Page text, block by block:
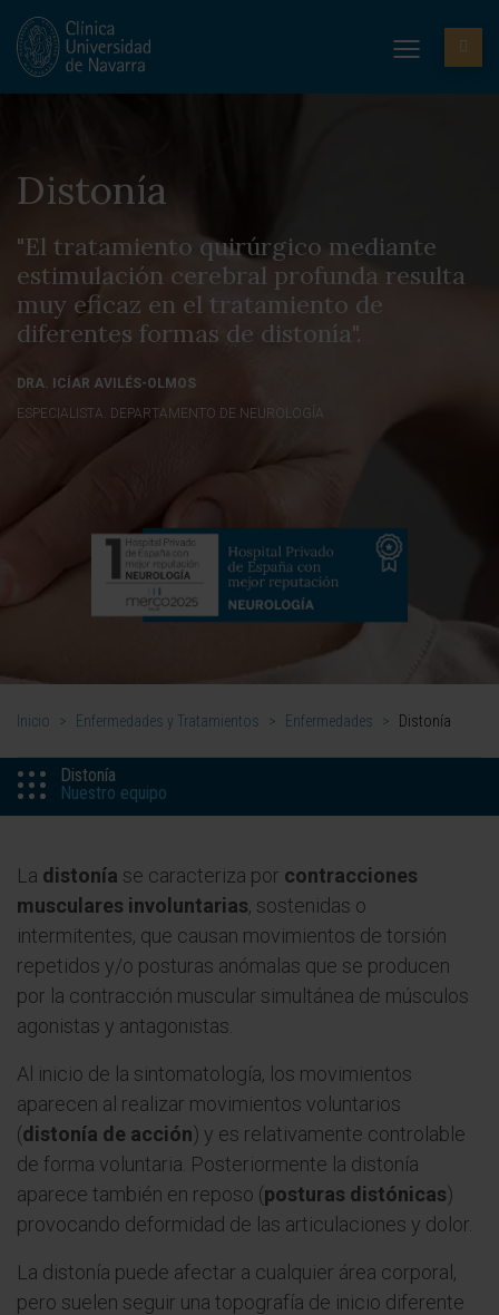
Distonía
"El tratamiento quirúrgico mediante
estimulación cerebral profunda resulta
muy eficaz en el tratamiento de
diferentes formas de distonía".
DRA. ICÍAR AVILÉS-OLMOS
ESPECIALISTA. DEPARTAMENTO DE NEUROLOGÍA
Inicio > Enfermedades y Tratamientos > Enfermedades > Distonía
Distonía
Nuestro equipo
La distonía se caracteriza por contracciones
musculares involuntarias, sostenidas o
intermitentes, que causan movimientos de torsión
repetidos y/o posturas anómalas que se producen
por la contracción muscular simultánea de músculos
agonistas y antagonistas.
Al inicio de la sintomatología, los movimientos
aparecen al realizar movimientos voluntarios
(distonía de acción) y es relativamente controlable
de forma voluntaria. Posteriormente la distonía
aparece también en reposo (posturas distónicas)
provocando deformidad de las articulaciones y dolor.
La distonía puede afectar a cualquier área corporal,
pero suelen seguir una topografía de inicio diferente